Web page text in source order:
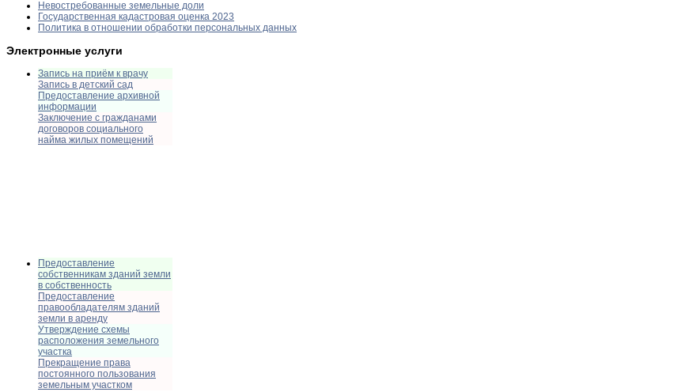
Невостребованные земельные доли
Государственная кадастровая оценка 2023
Политика в отношении обработки персональных данных
Электронные услуги
Запись на приём к врачу
Запись в детский сад
Предоставление архивной
информации
Заключение с гражданами
договоров социального
найма жилых помещений
Предоставление
собственникам зданий земли
в собственность
Предоставление
правообладателям зданий
земли в аренду
Утверждение схемы
расположения земельного
участка
Прекращение права
постоянного пользования
земельным участком